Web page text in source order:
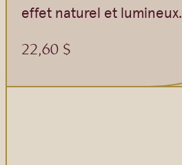
effet naturel et lumineux.
22,60 $